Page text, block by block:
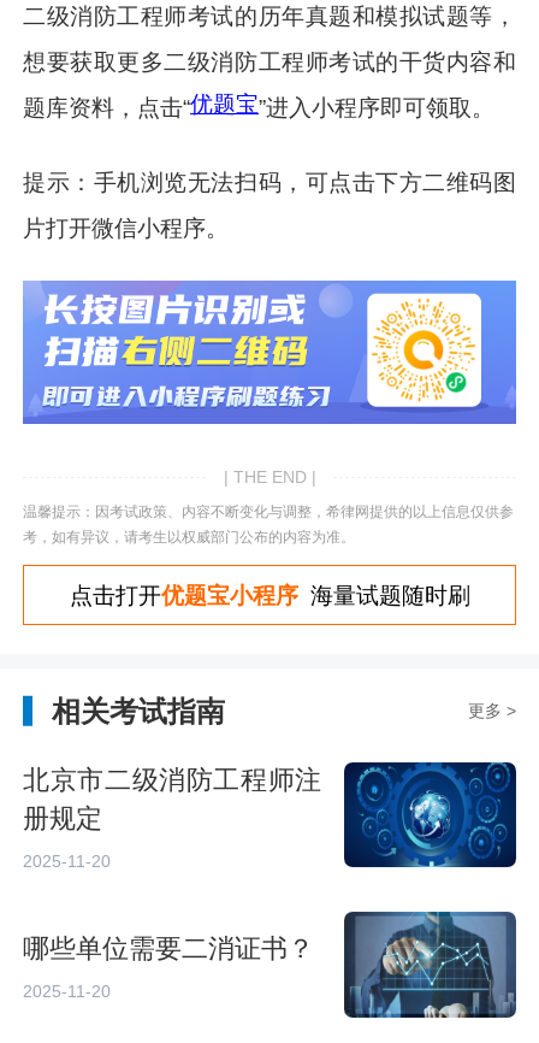
二级消防工程师考试的历年真题和模拟试题等，
想要获取更多二级消防工程师考试的干货内容和
题库资料，点击“优题宝”进入小程序即可领取。
提示：手机浏览无法扫码，可点击下方二维码图
片打开微信小程序。
| THE END |
温馨提示：因考试政策、内容不断变化与调整，希律网提供的以上信息仅供参
考，如有异议，请考生以权威部门公布的内容为准。
点击打开优题宝小程序海量试题随时刷
相关考试指南 更多 >
北京市二级消防工程师注
册规定
2025-11-20
哪些单位需要二消证书？
2025-11-20